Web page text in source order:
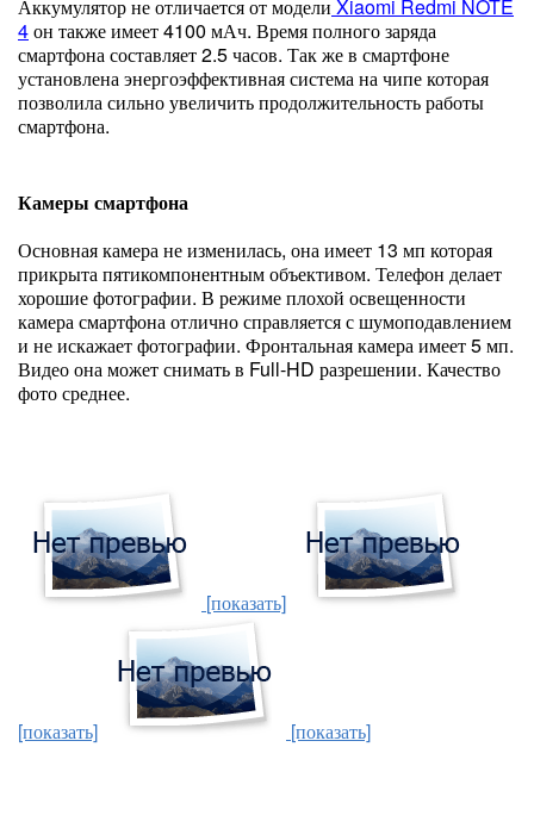
Аккумулятор не отличается от модели Xiaomi Redmi NOTE
4он также имеет 4100 мАч. Время полного заряда
смартфона составляет 2.5 часов. Так же в смартфоне
установлена энергоэффективная система на чипе которая
позволила сильно увеличить продолжительность работы
смартфона.
Камеры смартфона
Основная камера не изменилась, она имеет 13 мп которая
прикрыта пятикомпонентным объективом. Телефон делает
хорошие фотографии. В режиме плохой освещенности
камера смартфона отлично справляется с шумоподавлением
и не искажает фотографии. Фронтальная камера имеет 5 мп.
Видео она может снимать в Full-HD разрешении. Качество
фото среднее.
[показать]
[показать] [показать]